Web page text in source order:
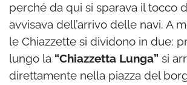
perché da qui si sparava il tocco
avvisava dell’arrivo delle navi. A
le Chiazzette si dividono in due:
lungo la “Chiazzetta Lunga” si
direttamente nella piazza del